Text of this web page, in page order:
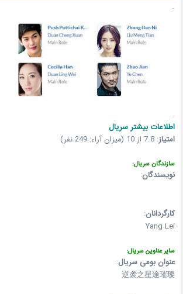
.
.
اطلاعات بیشتر سریال
امتیاز:7.8 از 10 (میزان آراء: 249 نفر)
سازندگان سریال:
نویسندگان:
کارگردانان:
Yang Lei
سایر عناوین سریال:
عنوان بومی سریال:
逆袭之星途璀璨